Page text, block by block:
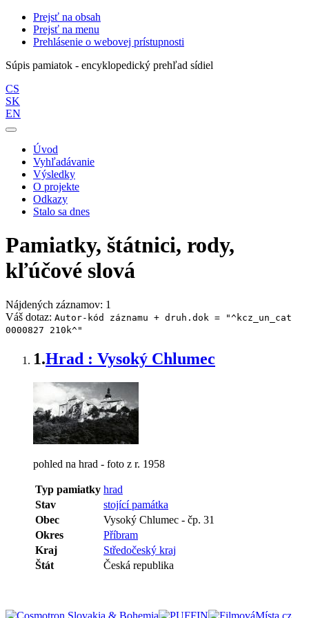
Prejsť na obsah
Prejsť na menu
Prehlásenie o webovej prístupnosti
Súpis pamiatok - encyklopedický prehľad sídiel
CS
SK
EN
Úvod
Vyhľadávanie
Výsledky
O projekte
Odkazy
Stalo sa dnes
Pamiatky, štátnici, rody,
kľúčové slová
Nájdených záznamov: 1
Váš dotaz: Autor-kód záznamu + druh.dok = "^kcz_un_cat
0000827 210k^"
1.Hrad : Vysoký Chlumec
pohled na hrad - foto z r. 1958
Typ pamiatky hrad
Stav
stojící památka
Obec
Vysoký Chlumec - čp. 31
Okres
Příbram
Kraj
Středočeský kraj
Štát
Česká republika